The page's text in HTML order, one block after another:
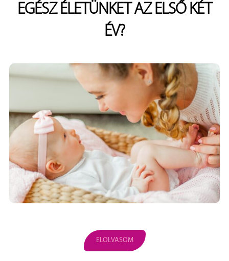
EGÉSZ ÉLETÜNKET AZ ELSŐ KÉT
ÉV?
ELOLVASOM